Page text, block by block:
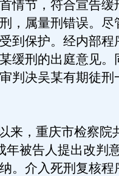
情节，符合宣告缓
，属量刑错误。尽
到保护。经内部程
缓刑的出庭意见。
判决吴某有期徒刑
，重庆市检察院
年被告人提出改判
。介入死刑复核程